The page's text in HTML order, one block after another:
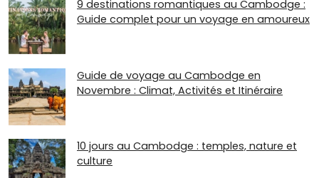
9 destinations romantiques au Cambodge :
Guide complet pour un voyage en amoureux
Guide de voyage au Cambodge en
Novembre : Climat, Activités et Itinéraire
10 jours au Cambodge : temples, nature et
culture